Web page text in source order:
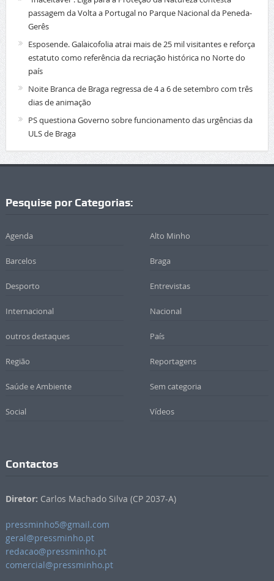
passagem da Volta a Portugal no Parque Nacional da Peneda-
Gerês
Esposende. Galaicofolia atrai mais de 25 mil visitantes e reforça
estatuto como referência da recriação histórica no Norte do
país
Noite Branca de Braga regressa de 4 a 6 de setembro com três
dias de animação
PS questiona Governo sobre funcionamento das urgências da
ULS de Braga
Pesquise por Categorias:
Agenda Alto Minho
Barcelos Braga
Desporto Entrevistas
Internacional Nacional
outros destaques País
Região Reportagens
Saúde e Ambiente Sem categoria
Social Vídeos
Contactos
Diretor: Carlos Machado Silva (CP 2037-A)
pressminho5@gmail.com
geral@pressminho.pt
redacao@pressminho.pt
comercial@pressminho.pt